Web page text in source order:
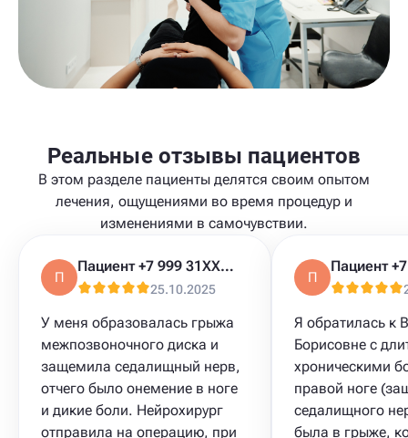
Реальные отзывы пациентов
В этом разделе пациенты делятся своим опытом
лечения, ощущениями во время процедур и
изменениями в самочувствии.
П
Пациент +7 999 31XXXXX
25.10.2025
У меня образовалась грыжа
межпозвоночного диска и
защемила седалищный нерв,
отчего было онемение в ноге
и дикие боли. Нейрохирург
отправила на операцию, при
П
Я обратилась к
Борисовне с
хроническими
правой ноге
седалищного
была в грыже,